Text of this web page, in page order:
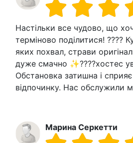
Настільки все чудово, що
терміново поділитися! ????
яких похвал, страви
дуже смачно ✨????хостес
Обстановка затишна і
відпочинку. Нас обслужили
Марина Серкетти